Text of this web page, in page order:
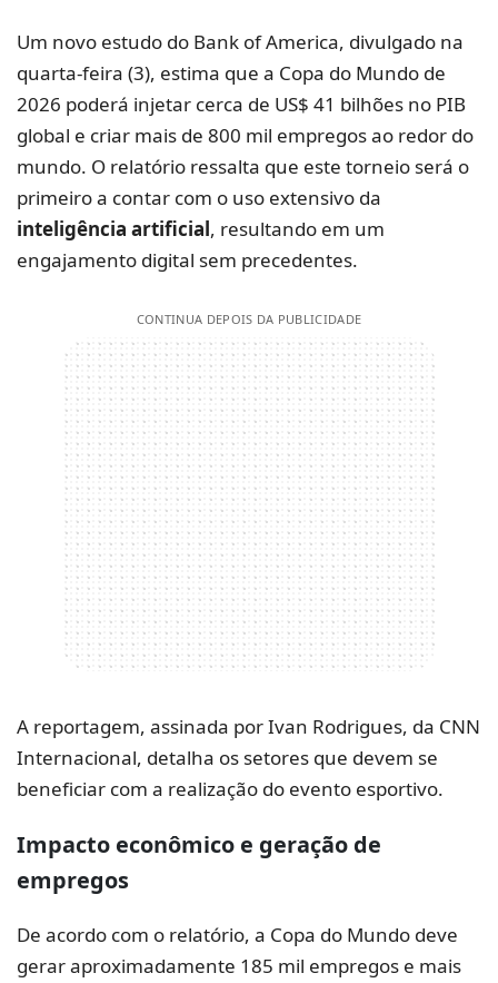
Um novo estudo do Bank of America, divulgado na
quarta-feira (3), estima que a Copa do Mundo de
2026 poderá injetar cerca de US$ 41 bilhões no PIB
global e criar mais de 800 mil empregos ao redor do
mundo. O relatório ressalta que este torneio será o
primeiro a contar com o uso extensivo da
inteligência artificial, resultando em um
engajamento digital sem precedentes.
CONTINUA DEPOIS DA PUBLICIDADE
A reportagem, assinada por Ivan Rodrigues, da CNN
Internacional, detalha os setores que devem se
beneficiar com a realização do evento esportivo.
Impacto econômico e geração de
empregos
De acordo com o relatório, a Copa do Mundo deve
gerar aproximadamente 185 mil empregos e mais